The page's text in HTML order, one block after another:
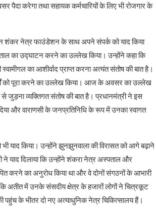
पैदा करेगा तथा सहायक कर्मचारियों के लिए भी रोजगार के
शंकर नेत्र फाउंडेशन के साथ अपने संपर्क को याद किया
का उद्घाटन करने का उल्लेख किया। उन्होंने कहा कि
का आशीर्वाद प्राप्त करना अत्यंत संतोष की बात है।
को पूरा करने का उल्लेख किया। आज के अवसर का उल्लेख
व्यक्तिगत संतोष की बात है। प्रधानमंत्री ने इस
और वाराणसी के जनप्रतिनिधि के रूप में उनका स्वागत
भी याद किया। उन्होंने झुनझुनवाला की विरासत को आगे बढ़ाने
याद दिलाया कि उन्होंने शंकरा नेत्र अस्पताल और
करने का अनुरोध किया था और वे दोनों संगठनों के आभारी
अतीत में उनके संसदीय क्षेत्र के हजारों लोगों ने चित्रकूट
पहुंच के भीतर दो नए अत्याधुनिक नेत्र चिकित्सालय हैं।